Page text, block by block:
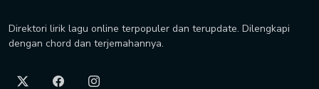
Direktori lirik lagu online terpopuler dan terupdate. Dilengkapi
dengan chord dan terjemahannya.